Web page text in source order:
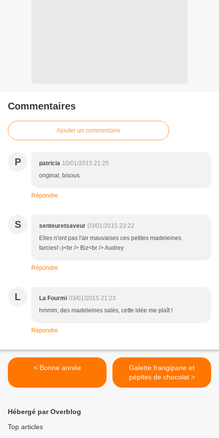
Commentaires
Ajouter un commentaire
P patricia 10/01/2015 21:25
original, bisous
Répondre
S senteuretsaveur 03/01/2015 23:22
Elles n'ont pas l'air mauvaises ces petites madeleines
farcies!:-)<br /> Biz<br /> Audrey
Répondre
L La Fourmi 03/01/2015 21:23
hmmm, des madeleines salés, cette idée me plaît !
Répondre
< Bonne année
Galette frangipane et
pépites de chocolat >
Hébergé par Overblog
Top articles